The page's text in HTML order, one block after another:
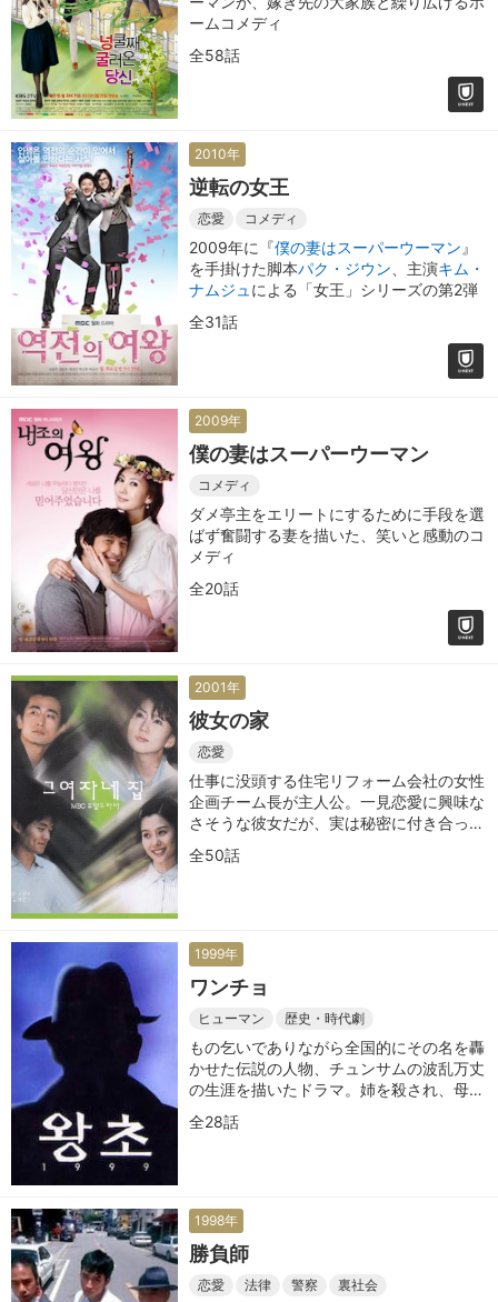
ームコメディ
全58話
2010年
逆転の女王
恋愛 コメディ
2009年に『僕の妻はスーパーウーマン 』
を手掛けた脚本パク・ジウン 、主演キム・
ナムジュ による「女王」シリーズの第2弾
全31話
2009年
僕の妻はスーパーウーマン
コメディ
ダメ亭主をエリートにするために手段を選
ばず奮闘する妻を描いた、笑いと感動のコ
メディ
全20話
2001年
彼女の家
恋愛
仕事に没頭する住宅リフォーム会社の女性
企画チーム長が主人公。一見恋愛に興味な
さそうな彼女だが、実は秘密に付き合って
いる恋人が
全50話
1999年
ワンチョ
ヒューマン 歴史・時代劇
もの乞いでありながら全国的にその名を轟
かせた伝説の人物、チュンサムの波乱万丈
の生涯を描いたドラマ。姉を殺され、母と
生き別れた少年・チュンサムは、大邱駅前
の橋の下で暮らす少年・バルカラクの子分
全28話
1998年
勝負師
恋愛 法律 警察 裏社会